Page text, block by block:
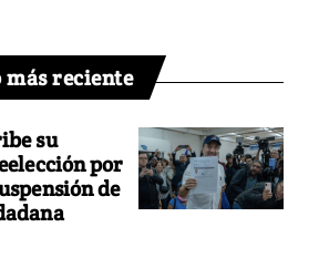
más reciente
su
por
de